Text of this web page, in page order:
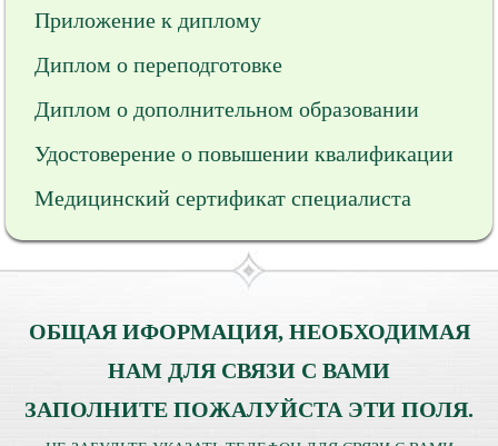
Приложение к диплому
Диплом о переподготовке
Диплом о дополнительном образовании
Удостоверение о повышении квалификации
Медицинский сертификат специалиста
ОБЩАЯ ИФОРМАЦИЯ, НЕОБХОДИМАЯ
НАМ ДЛЯ СВЯЗИ С ВАМИ
ЗАПОЛНИТЕ ПОЖАЛУЙСТА ЭТИ ПОЛЯ.